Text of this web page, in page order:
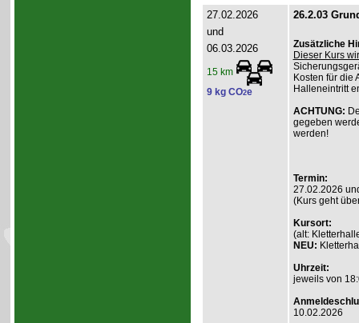
27.02.2026
und
06.03.2026
15 km
9 kg CO2e
26.2.03
Zusätzliche
Dieser Kurs
Kosten für die
Halleneintritt
ACHTUNG:
gegeben
werden!
Termin:
27.02.2026
(Kurs geht
Kursort:
(alt:
NEU:
Uhrzeit:
jeweils von
10.02.2026